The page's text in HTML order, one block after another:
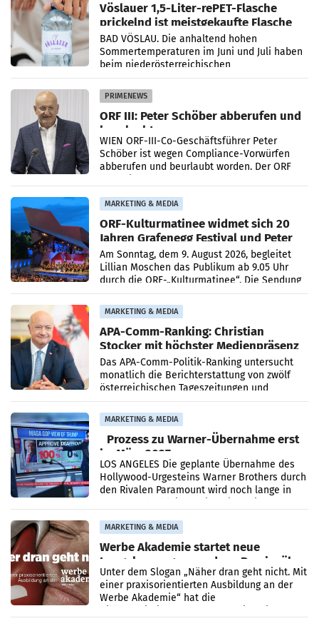
Vöslauer 1,5-Liter-rePET-Flasche
prickelnd ist meistgekaufte Flasche
Österreichs
BAD VÖSLAU. Die anhaltend hohen
Sommertemperaturen im Juni und Juli haben
beim niederösterreichischen
Getränkehersteller Vöslauer zu deutlichen
Absatzzuwächsen geführt. Während
PRIMENEWS
ORF III: Peter Schöber abberufen und
beurlaubt
WIEN ORF-III-Co-Geschäftsführer Peter
Schöber ist wegen Compliance-Vorwürfen
abberufen und beurlaubt worden. Der ORF
MARKETING & MEDIA
ORF-Kulturmatinee widmet sich 20
Jahren Grafenegg Festival und Peter
Simonischek
Am Sonntag, dem 9. August 2026, begleitet
Lillian Moschen das Publikum ab 9.05 Uhr
durch die ORF-„Kulturmatinee“. Die Sendung
startet mit der Dokumentation „20 Jahre
Grafenegg
MARKETING & MEDIA
APA-Comm-Ranking: Christian
Stocker mit höchster Medienpräsenz
im Juli
Das APA-Comm-Politik-Ranking untersucht
monatlich die Berichterstattung von zwölf
österreichischen Tageszeitungen und
analysiert, welche Politikerinnen und
Politiker Österreichs die
MARKETING & MEDIA
Prozess zu Warner-Übernahme erst
im März 2027
LOS ANGELES Die geplante Übernahme des
Hollywood-Urgesteins Warner Brothers durch
den Rivalen Paramount wird noch lange in
MARKETING & MEDIA
Werbe Akademie startet neue
Imagekampagne rund um Praxisnähe
Unter dem Slogan „Näher dran geht nicht. Mit
einer praxisorientierten Ausbildung an der
Werbe Akademie“ hat die